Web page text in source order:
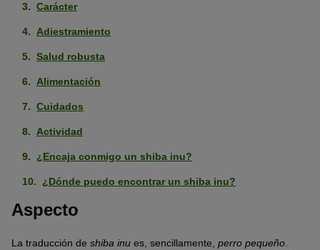
Carácter
Adiestramiento
Salud robusta
Alimentación
Cuidados
Actividad
¿Encaja conmigo un shiba inu?
¿Dónde puedo encontrar un shiba inu?
Aspecto
La traducción de shiba inu es, sencillamente, perro pequeño